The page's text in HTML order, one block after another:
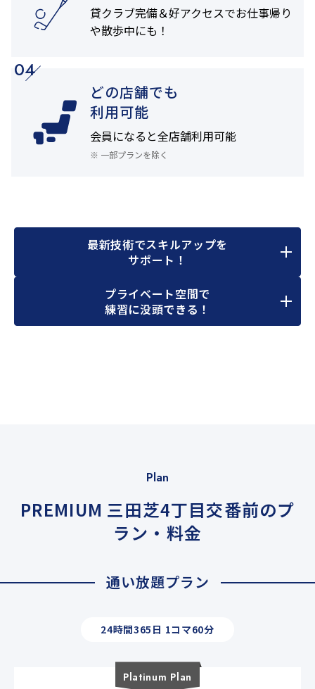
貸クラブ完備＆好アクセスでお仕事帰り
や散歩中にも！
04
どの店舗でも
利用可能
会員になると全店舗利用可能
※ 一部プランを除く
最新技術でスキルアップを
サポート！
プライベート空間で
練習に没頭できる！
Plan
PREMIUM 三田芝4丁目交番前のプ
ラン・料金
通い放題プラン
24時間365日 1コマ60分
Platinum Plan